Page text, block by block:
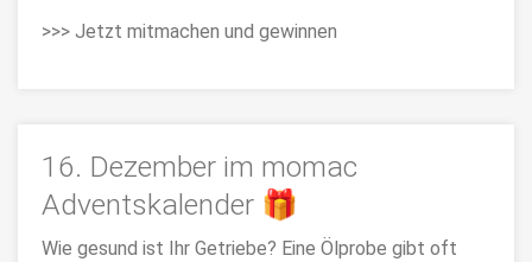
>>> Jetzt mitmachen und gewinnen
16. Dezember im momac
Adventskalender 🎁
Wie gesund ist Ihr Getriebe? Eine Ölprobe gibt oft